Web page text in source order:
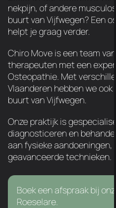
nekpijn, of andere
buurt van Vijfwegen? Een
helpt je graag verder.
Chiro Move is een team van
therapeuten met een
Osteopathie. Met
Vlaanderen hebben we ook
buurt van Vijfwegen.
Onze praktijk is
diagnosticeren en
aan fysieke aandoeningen,
geavanceerde technieken.
Boek een afspraak bij
Roeselare.